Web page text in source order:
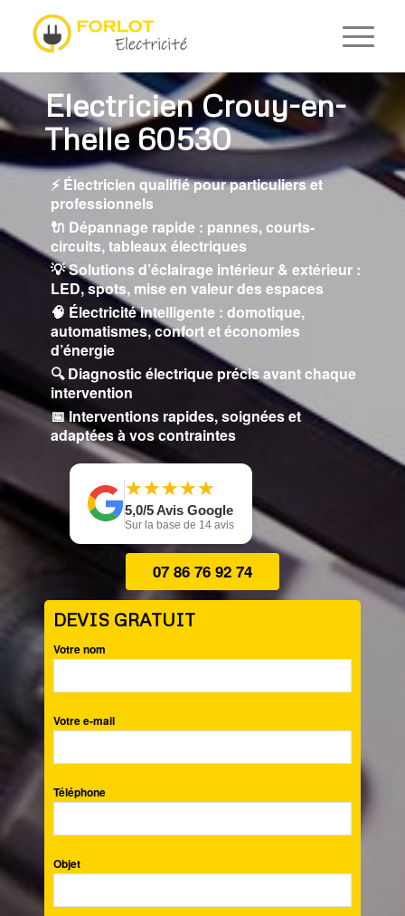
Electricien Crouy-en-
Thelle 60530
⚡ Électricien qualifié pour particuliers et
professionnels
🔌 Dépannage rapide : pannes, courts-
circuits, tableaux électriques
💡 Solutions d’éclairage intérieur & extérieur :
LED, spots, mise en valeur des espaces
🧠 Électricité intelligente : domotique,
automatismes, confort et économies
d’énergie
🔍 Diagnostic électrique précis avant chaque
intervention
📅 Interventions rapides, soignées et
adaptées à vos contraintes
★
★★
★★
★★
★★
★
5,0/5 Avis Google
Sur la base de 14 avis
07 86 76 92 74
DEVIS GRATUIT
Votre nom
Votre e-mail
Téléphone
Objet